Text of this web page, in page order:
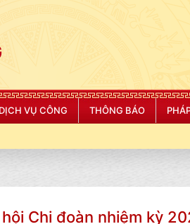
VỤ CÔNG THÔNG BÁO
"CÔNG AN THÀNH
Chi đoàn nhiệm kỳ